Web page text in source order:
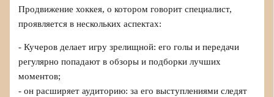
Продвижение хоккея, о котором говорит специалист,
проявляется в нескольких аспектах:
- Кучеров делает игру зрелищной: его голы и передачи
регулярно попадают в обзоры и подборки лучших
моментов;
- он расширяет аудиторию: за его выступлениями следят